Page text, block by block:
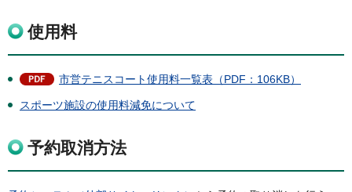
使用料
市営テニスコート使用料一覧表（PDF：106KB）
スポーツ施設の使用料減免について
予約取消方法